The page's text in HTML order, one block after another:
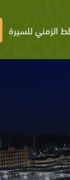
الزمني للسيرة